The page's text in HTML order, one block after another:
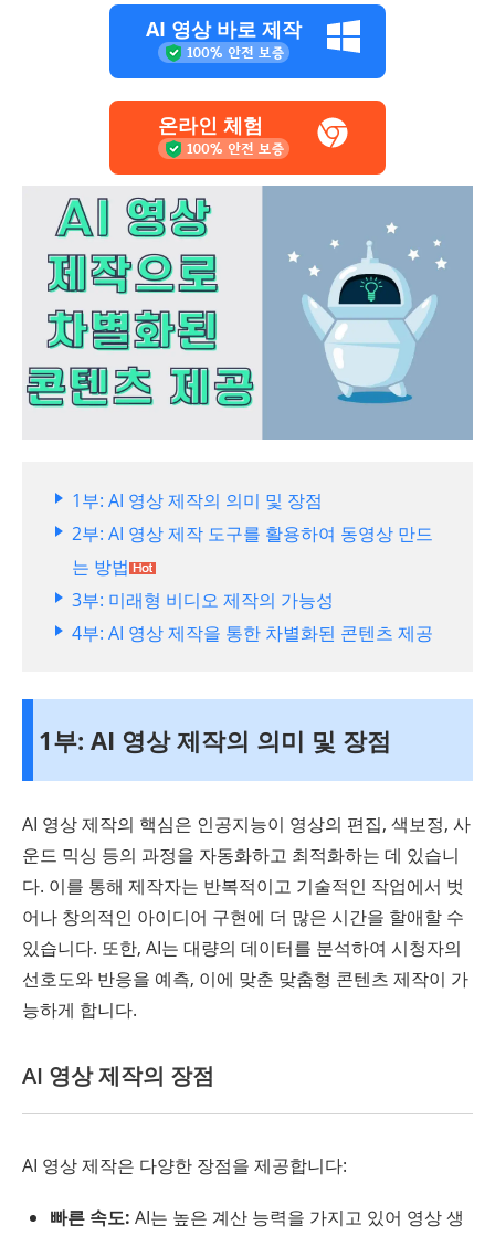
AI 영상 바로 제작
온라인 체험
1부: AI 영상 제작의 의미 및 장점
2부: AI 영상 제작 도구를 활용하여 동영상 만드
는 방법
3부: 미래형 비디오 제작의 가능성
4부: AI 영상 제작을 통한 차별화된 콘텐츠 제공
1부: AI 영상 제작의 의미 및 장점
AI 영상 제작의 핵심은 인공지능이 영상의 편집, 색보정, 사
운드 믹싱 등의 과정을 자동화하고 최적화하는 데 있습니
다. 이를 통해 제작자는 반복적이고 기술적인 작업에서 벗
어나 창의적인 아이디어 구현에 더 많은 시간을 할애할 수
있습니다. 또한, AI는 대량의 데이터를 분석하여 시청자의
선호도와 반응을 예측, 이에 맞춘 맞춤형 콘텐츠 제작이 가
능하게 합니다.
AI 영상 제작의 장점
AI 영상 제작은 다양한 장점을 제공합니다:
빠른 속도: AI는 높은 계산 능력을 가지고 있어 영상 생